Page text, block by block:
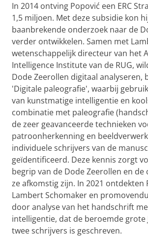
In 2014 ontving Popović een ERC
1,5 miljoen. Met deze subsidie kon
baanbrekende onderzoek naar de
verder ontwikkelen. Samen met
wetenschappelijk directeur van het
Intelligence Institute van de RUG,
Dode Zeerollen digitaal analyseren,
'Digitale paleografie', waarbij
van kunstmatige intelligentie en
combinatie met paleografie
de zeer geavanceerde technieken
patroonherkenning en
individuele schrijvers van de
geïdentificeerd. Deze kennis zorgt
begrip van de Dode Zeerollen en
ze afkomstig zijn. In 2021 ontdekten
Lambert Schomaker en
door analyse van het handschrift
intelligentie, dat de beroemde grote
twee schrijvers is geschreven.